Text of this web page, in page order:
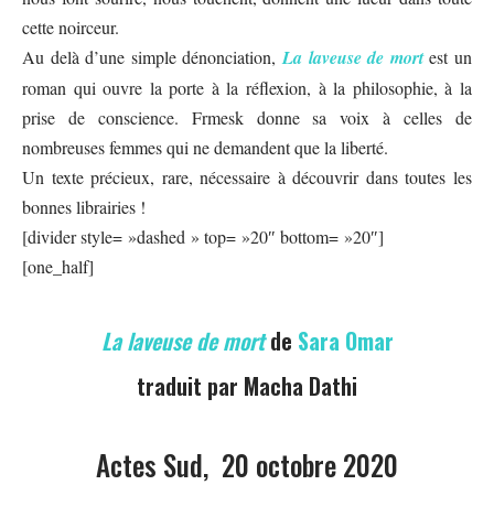
cette noirceur.
Au delà d’une simple dénonciation, La laveuse de mortest un
roman qui ouvre la porte à la réflexion, à la philosophie, à la
prise de conscience. Frmesk donne sa voix à celles de
nombreuses femmes qui ne demandent que la liberté.
Un texte précieux, rare, nécessaire à découvrir dans toutes les
bonnes librairies !
[divider style= »dashed » top= »20″ bottom= »20″]
[one_half]
La laveuse de mort de Sara Omar
traduit par Macha Dathi
Actes Sud, 20 octobre 2020